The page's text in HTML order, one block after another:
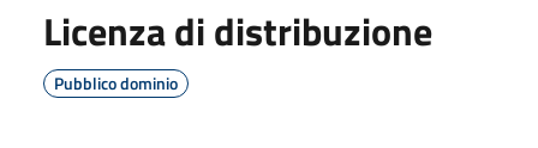
Licenza di distribuzione
Pubblico dominio